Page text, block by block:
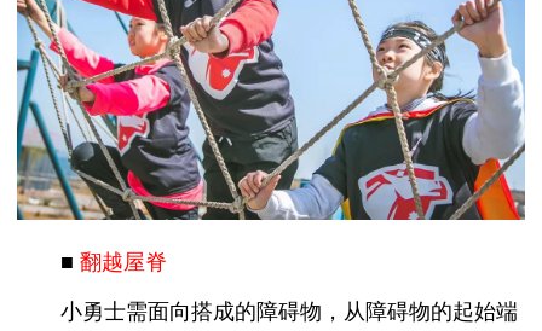
■ 翻越屋脊
小勇士需面向搭成的障碍物，从障碍物的起始端